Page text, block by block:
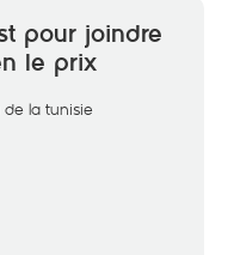
pour joindre
le prix
la tunisie